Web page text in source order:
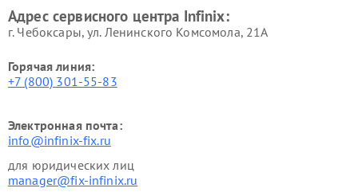
Адрес сервисного центра Infinix:
г. Чебоксары, ул. Ленинского Комсомола, 21А
Горячая линия:
+7 (800) 301-55-83
Электронная почта:
info@infinix-fix.ru
для юридических лиц
manager@fix-infinix.ru